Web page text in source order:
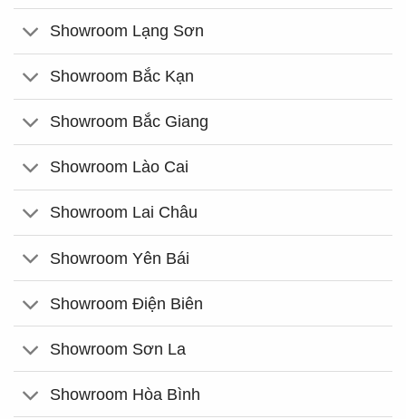
Showroom Lạng Sơn
Showroom Bắc Kạn
Showroom Bắc Giang
Showroom Lào Cai
Showroom Lai Châu
Showroom Yên Bái
Showroom Điện Biên
Showroom Sơn La
Showroom Hòa Bình